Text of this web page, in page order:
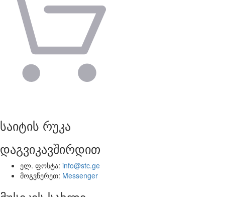
საიტის რუკა
დაგვიკავშირდით
ელ. ფოსტა: info@stc.ge
მოგვწერეთ: Messenger